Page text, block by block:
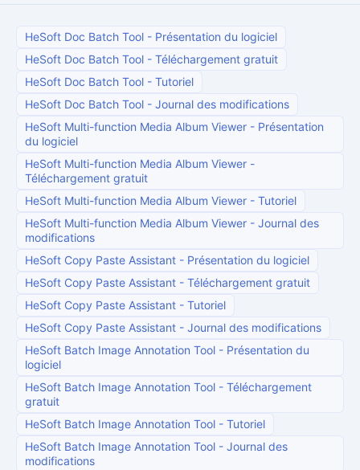
HeSoft Doc Batch Tool - Présentation du logiciel
HeSoft Doc Batch Tool - Téléchargement gratuit
HeSoft Doc Batch Tool - Tutoriel
HeSoft Doc Batch Tool - Journal des modifications
HeSoft Multi-function Media Album Viewer - Présentation
du logiciel
HeSoft Multi-function Media Album Viewer -
Téléchargement gratuit
HeSoft Multi-function Media Album Viewer - Tutoriel
HeSoft Multi-function Media Album Viewer - Journal des
modifications
HeSoft Copy Paste Assistant - Présentation du logiciel
HeSoft Copy Paste Assistant - Téléchargement gratuit
HeSoft Copy Paste Assistant - Tutoriel
HeSoft Copy Paste Assistant - Journal des modifications
HeSoft Batch Image Annotation Tool - Présentation du
logiciel
HeSoft Batch Image Annotation Tool - Téléchargement
gratuit
HeSoft Batch Image Annotation Tool - Tutoriel
HeSoft Batch Image Annotation Tool - Journal des
modifications